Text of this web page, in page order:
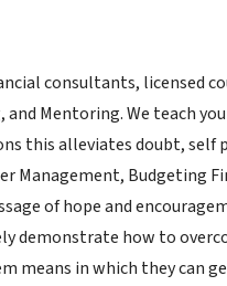
consultants, licensed
Mentoring. We teach
alleviates doubt, self
Management, Budgeting
of hope and
demonstrate how to
in which they can